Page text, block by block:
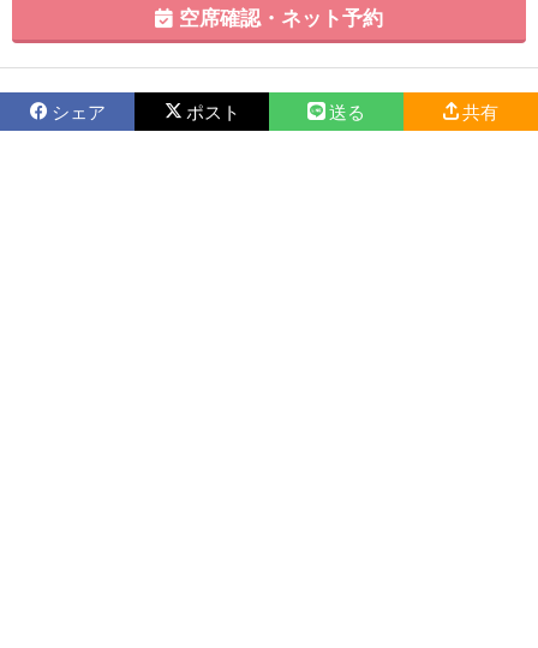
空席確認・ネット予約
シェア ポスト 送る 共有